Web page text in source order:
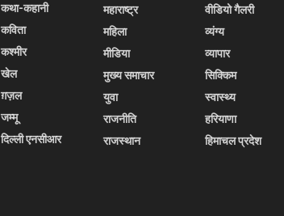
कथा-कहानी
कविता
कश्मीर
खेल
ग़ज़ल
जम्मू
दिल्ली एनसीआर
महाराष्ट्र
महिला
मीडिया
मुख्य समाचार
युवा
राजनीति
राजस्थान
वीडियो गैलरी
व्यंग्य
व्यापार
सिक्किम
स्वास्थ्य
हरियाणा
हिमाचल प्रदेश